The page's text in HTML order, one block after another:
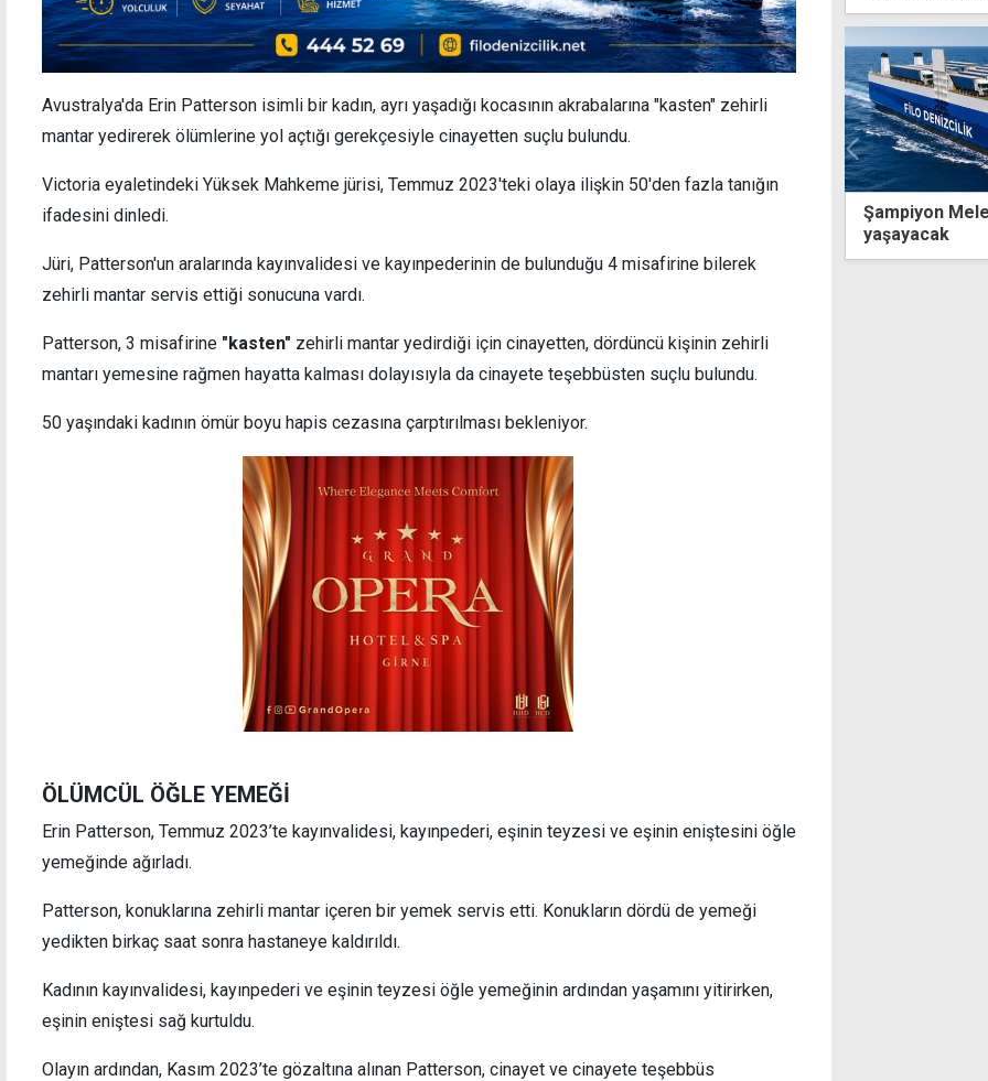
Avustralya'da Erin Patterson isimli bir kadın, ayrı yaşadığı kocasının akrabalarına "kasten" zehirli
mantar yedirerek ölümlerine yol açtığı gerekçesiyle cinayetten suçlu bulundu.
Victoria eyaletindeki Yüksek Mahkeme jürisi, Temmuz 2023'teki olaya ilişkin 50'den fazla tanığın
ifadesini dinledi.
Jüri, Patterson'un aralarında kayınvalidesi ve kayınpederinin de bulunduğu 4 misafirine bilerek
zehirli mantar servis ettiği sonucuna vardı.
Patterson, 3 misafirine "kasten" zehirli mantar yedirdiği için cinayetten, dördüncü kişinin zehirli
mantarı yemesine rağmen hayatta kalması dolayısıyla da cinayete teşebbüsten suçlu bulundu.
50 yaşındaki kadının ömür boyu hapis cezasına çarptırılması bekleniyor.
ÖLÜMCÜL ÖĞLE YEMEĞİ
Erin Patterson, Temmuz 2023’te kayınvalidesi, kayınpederi, eşinin teyzesi ve eşinin eniştesini öğle
yemeğinde ağırladı.
Patterson, konuklarına zehirli mantar içeren bir yemek servis etti. Konukların dördü de yemeği
yedikten birkaç saat sonra hastaneye kaldırıldı.
Kadının kayınvalidesi, kayınpederi ve eşinin teyzesi öğle yemeğinin ardından yaşamını yitirirken,
eşinin eniştesi sağ kurtuldu.
Olayın ardından, Kasım 2023’te gözaltına alınan Patterson, cinayet ve cinayete teşebbüs
Tartıştığı nişanlısı korkup pencereden
tutuklu